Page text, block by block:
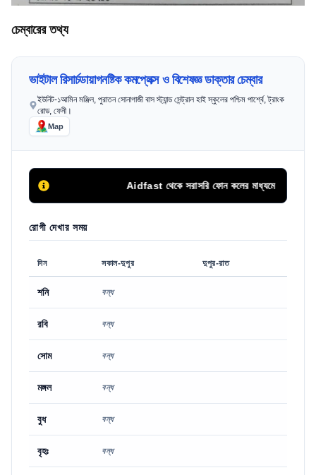
চেম্বারের তথ্য
ভাইটাল রিসার্চডায়াগনষ্টিক কমপ্লেক্স ও বিশেষজ্ঞ ডাক্তার চেম্বার
ইউনিট-১আমিন মঞ্জিল, পুরাতন সোনাগাজী বাস স্ট্যান্ড সেন্ট্রাল হাই স্কুলের পশ্চিম পার্শ্বে, ট্রাংক
রোড, ফেনী।
Map
Aidfast থেকে সরাসরি ফোন কলের মাধ্যমে অথবা
রোগী দেখার সময়
দিন সকাল-দুপুর দুপুর-রাত
শনি বন্ধ
রবি বন্ধ
সোম বন্ধ
মঙ্গল বন্ধ
বুধ বন্ধ
বৃহঃ বন্ধ